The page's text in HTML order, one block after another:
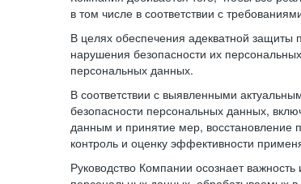
в том числе в соответствии с
В целях обеспечения адекватной
нарушения безопасности их
персональных данных.
В соответствии с выявленными
безопасности персональных данных,
данным и принятие мер, восстановление
контроль и оценку эффективности
Руководство Компании осознает